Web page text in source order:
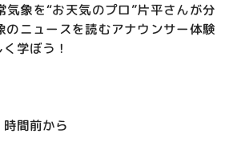
気象を“お天気のプロ”片平さんが分
のニュースを読むアナウンサー体験
学ぼう！
間前から